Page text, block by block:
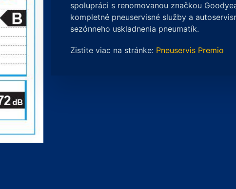
spolupráci s renomovanou značkou
kompletné pneuservisné služby a
sezónneho uskladnenia pneumatík.
Zistite viac na stránke: Pneuservis Premio